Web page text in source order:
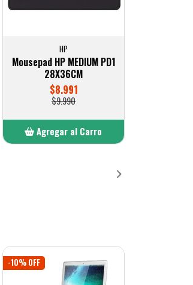
HP
Mousepad HP MEDIUM PD1
28X36CM
$8.991
$9.990
Agregar al Carro
-10% OFF